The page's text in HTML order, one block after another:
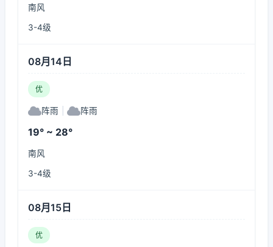
南风
3-4级
08月14日
优
阵雨 阵雨
19° ~ 28°
南风
3-4级
08月15日
优